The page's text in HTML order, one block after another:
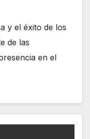
y el éxito de los
de las
en el